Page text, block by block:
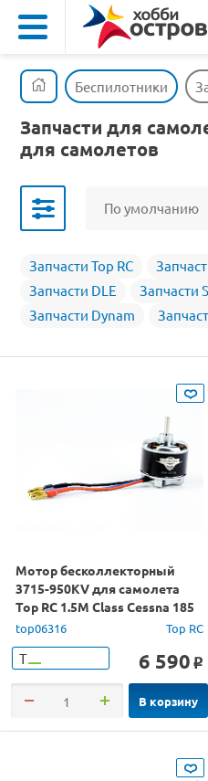
Беспилотники
Запчасти для
для самолетов
По умолчанию
Запчасти Top RC
Запчасти DLE
Запчасти
Запчасти Dynam
Мотор бесколлекторный
3715-950KV для самолета
Top RC 1.5M Class Cessna 185
top06316 Top RC
Т 6 590 o
В корзину